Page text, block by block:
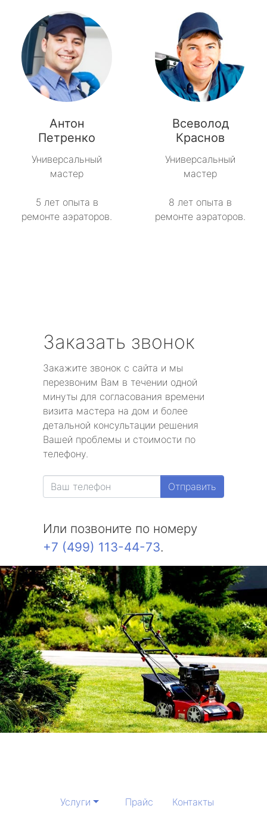
Антон
Петренко
Универсальный
мастер
5 лет опыта в
ремонте аэраторов.
Всеволод
Краснов
Универсальный
мастер
8 лет опыта в
ремонте аэраторов.
Заказать звонок
Закажите звонок с сайта и мы
перезвоним Вам в течении одной
минуты для согласования времени
визита мастера на дом и более
детальной консультации решения
Вашей проблемы и стоимости по
телефону.
Отправить
Или позвоните по номеру
+7 (499) 113-44-73.
Услуги Прайс Контакты